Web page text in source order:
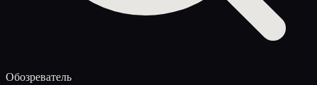
Обозреватель